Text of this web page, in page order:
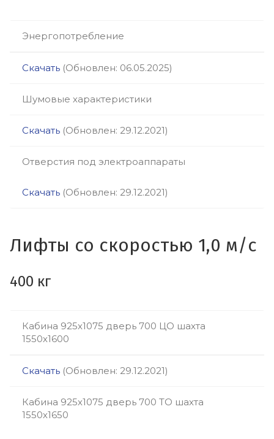
Энергопотребление
Скачать (Обновлен: 06.05.2025)
Шумовые характеристики
Скачать (Обновлен: 29.12.2021)
Отверстия под электроаппараты
Скачать (Обновлен: 29.12.2021)
Лифты со скоростью 1,0 м/с
400 кг
Кабина 925х1075 дверь 700 ЦО шахта
1550х1600
Скачать (Обновлен: 29.12.2021)
Кабина 925х1075 дверь 700 ТО шахта
1550х1650